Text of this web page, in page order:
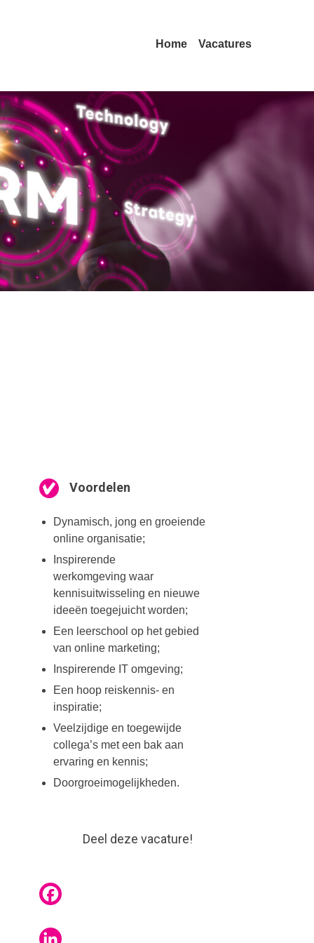
Home Vacatures
Voordelen
Dynamisch, jong en groeiende
online organisatie;
Inspirerende
werkomgeving waar
kennisuitwisseling en nieuwe
ideeën toegejuicht worden;
Een leerschool op het gebied
van online marketing;
Inspirerende IT omgeving;
Een hoop reiskennis- en
inspiratie;
Veelzijdige en toegewijde
collega’s met een bak aan
ervaring en kennis;
Doorgroeimogelijkheden.
Deel deze vacature!